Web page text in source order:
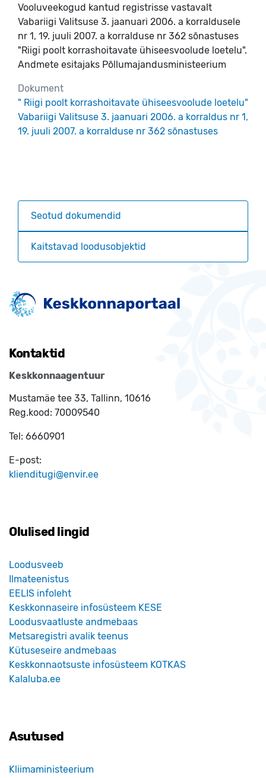
Vooluveekogud kantud registrisse vastavalt
Vabariigi Valitsuse 3. jaanuari 2006. a korraldusele
nr 1, 19. juuli 2007. a korralduse nr 362 sõnastuses
"Riigi poolt korrashoitavate ühiseesvoolude loetelu".
Andmete esitajaks Põllumajandusministeerium
Dokument
" Riigi poolt korrashoitavate ühiseesvoolude loetelu"
Vabariigi Valitsuse 3. jaanuari 2006. a korraldus nr 1,
19. juuli 2007. a korralduse nr 362 sõnastuses
Seotud dokumendid
Kaitstavad loodusobjektid
Kontaktid
Keskkonnaagentuur
Mustamäe tee 33, Tallinn, 10616
Reg.kood: 70009540
Tel: 6660901
E-post:
klienditugi@envir.ee
Olulised lingid
Loodusveeb
Ilmateenistus
EELIS infoleht
Keskkonnaseire infosüsteem KESE
Loodusvaatluste andmebaas
Metsaregistri avalik teenus
Kütuseseire andmebaas
Keskkonnaotsuste infosüsteem KOTKAS
Kalaluba.ee
Asutused
Kliimaministeerium